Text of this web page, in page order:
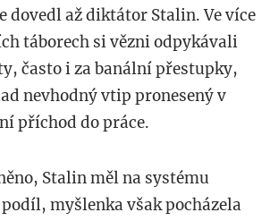
dovedl až diktátor Stalin. Ve více
táborech si vězni odpykávali
často i za banální přestupky,
nevhodný vtip pronesený v
příchod do práce.
Stalin měl na systému
myšlenka však pocházela